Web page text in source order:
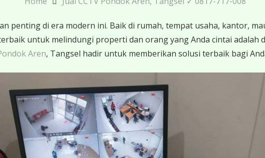
penting di era modern ini. Baik di rumah, tempat usaha, kantor,
untuk melindungi properti dan orang yang Anda cintai adalah
Aren, Tangsel hadir untuk memberikan solusi terbaik bagi